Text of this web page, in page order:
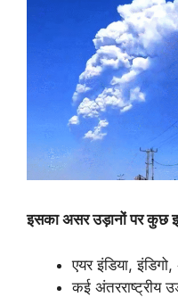
इसका असर उड़ानों पर कुछ
एयर इंडिया,
कई अंतरराष्ट्रीय